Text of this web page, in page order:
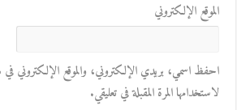
الموقع الإلكتروني
احفظ اسمي، بريدي الإلكتروني، والموقع الإلكتروني
لاستخدامها المرة المقبلة في تعليقي.